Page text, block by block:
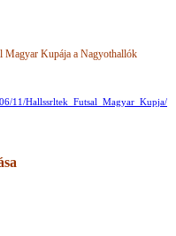
Magyar Kupája a Nagyothallók
11/Hallssrltek_Futsal_Magyar_Kupja/